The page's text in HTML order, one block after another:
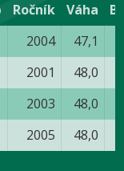
Ročník Váha
2004
47,1
2001
48,0
2003
48,0
2005 48,0